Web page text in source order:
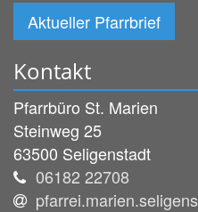
Aktueller Pfarrbrief
Kontakt
Pfarrbüro St. Marien
Steinweg 25
63500 Seligenstadt
06182 22708